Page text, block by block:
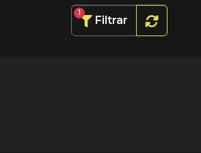
Filtrar
1